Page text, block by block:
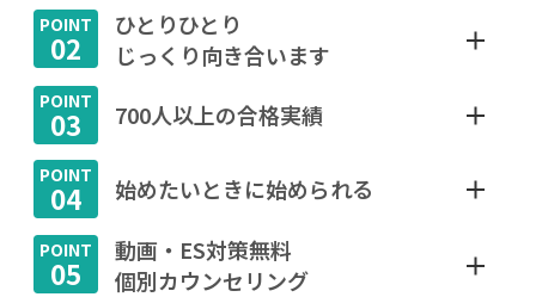
02
ひとりひとり
じっくり向き合います
03 700人以上の合格実績
04 始めたいときに始められる
05
動画・ES対策無料
個別カウンセリング